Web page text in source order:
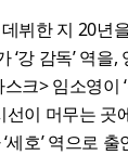
뷔한 지 20년
‘강 감독’ 역을,
크> 임소영이
선이 머무는 곳
세호’ 역으로